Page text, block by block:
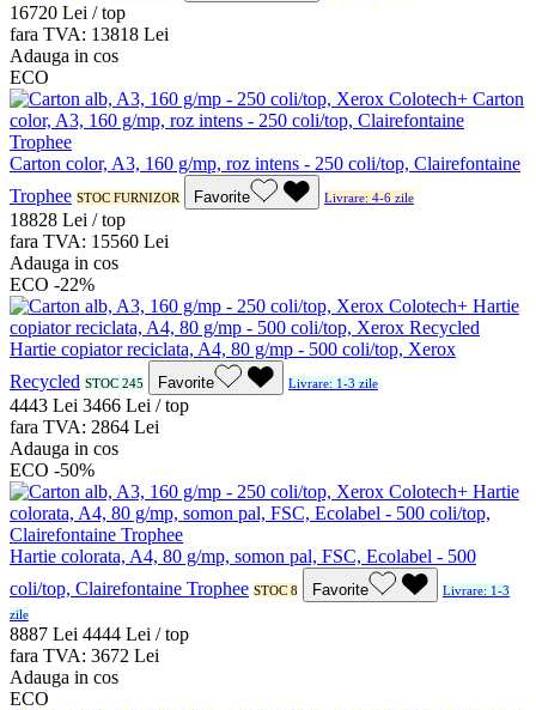
16720 Lei / top
fara TVA: 13818 Lei
Adauga in cos
ECO
Carton color, A3, 160 g/mp, roz intens - 250 coli/top, Clairefontaine
Trophee STOC FURNIZOR Favorite Livrare: 4-6 zile
18828 Lei / top
fara TVA: 15560 Lei
Adauga in cos
ECO -22%
Hartie copiator reciclata, A4, 80 g/mp - 500 coli/top, Xerox
Recycled STOC 245 Favorite Livrare: 1-3 zile
4443 Lei 3466 Lei / top
fara TVA: 2864 Lei
Adauga in cos
ECO -50%
Hartie colorata, A4, 80 g/mp, somon pal, FSC, Ecolabel - 500
coli/top, Clairefontaine Trophee STOC 8 Favorite
Livrare: 1-3
zile
8887 Lei 4444 Lei / top
fara TVA: 3672 Lei
Adauga in cos
ECO